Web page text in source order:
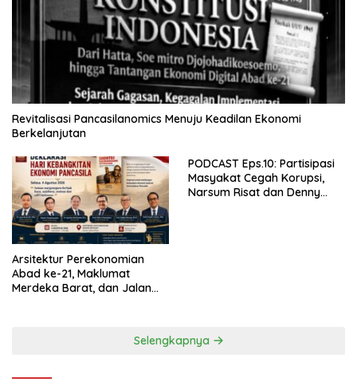
Revitalisasi Pancasilanomics Menuju Keadilan Ekonomi
Berkelanjutan
Arsitektur Perekonomian
Abad ke-21, Maklumat
Merdeka Barat, dan Jalan
PODCAST Eps.10: Partisipasi
Masyakat Cegah Korupsi,
Narsum Risat dan Denny
Selengkapnya